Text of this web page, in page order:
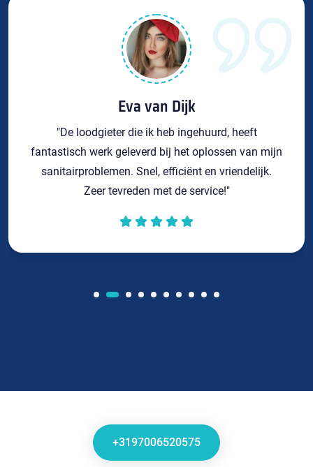
Eva van Dijk
"De loodgieter die ik heb ingehuurd, heeft
fantastisch werk geleverd bij het oplossen van mijn
sanitairproblemen. Snel, efficiënt en vriendelijk.
Zeer tevreden met de service!"
+3197006520575